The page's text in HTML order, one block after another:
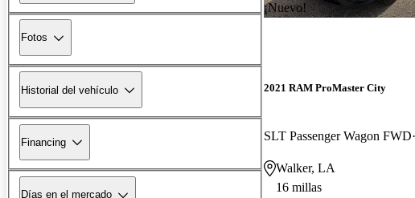
Fotos
Historial del vehículo
Financing
Días en el mercado
¡Nuevo!
2021 RAM ProMaster City
SLT Passenger Wagon FWD
Walker, LA
16 millas